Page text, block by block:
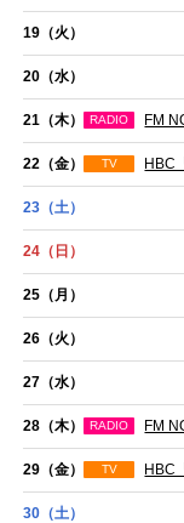
19 （火）
20 （水）
21 （木） RADIO FM
22 （金） TV HBC
23 （土）
24 （日）
25 （月）
26 （火）
27 （水）
28 （木） RADIO FM
29 （金） TV HBC
30 （土）